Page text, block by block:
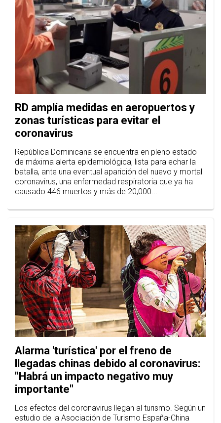
RD amplía medidas en aeropuertos y
zonas turísticas para evitar el
coronavirus
República Dominicana se encuentra en pleno estado
de máxima alerta epidemiológica, lista para echar la
batalla, ante una eventual aparición del nuevo y mortal
coronavirus, una enfermedad respiratoria que ya ha
causado 446 muertos y más de 20,000...
Alarma 'turística' por el freno de
llegadas chinas debido al coronavirus:
"Habrá un impacto negativo muy
importante"
Los efectos del coronavirus llegan al turismo. Según un
estudio de la Asociación de Turismo España-China